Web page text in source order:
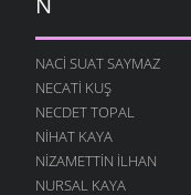
NACI SUAT SAYMAZ
NECATI KUŞ
NECDET TOPAL
NIHAT KAYA
NIZAMETTIN İLHAN
NURSAL KAYA